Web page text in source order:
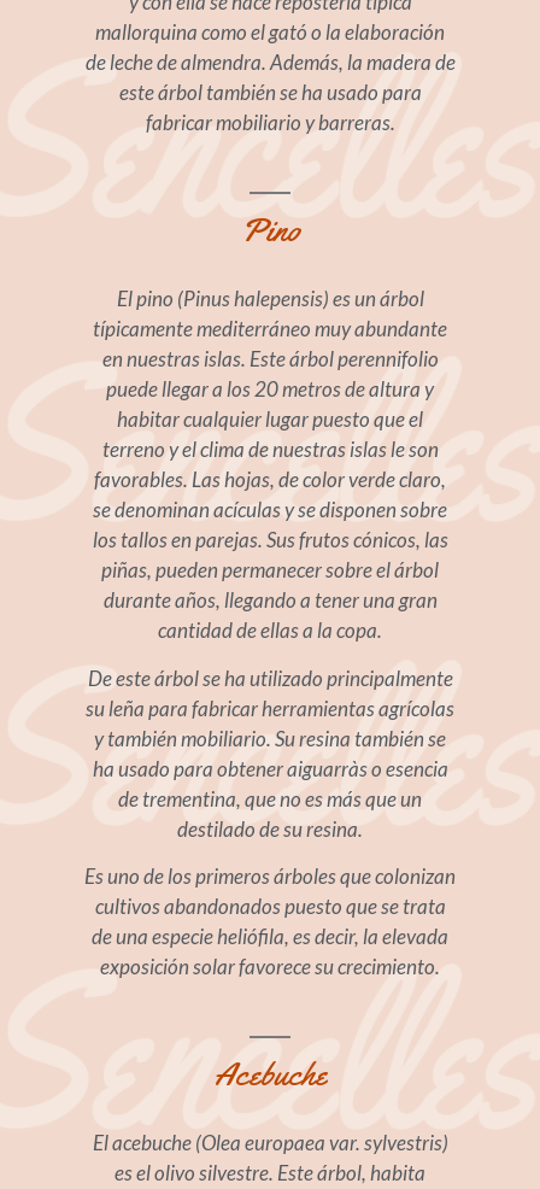
mallorquina como el gató o la elaboración
de leche de almendra. Además, la madera de
este árbol también se ha usado para
fabricar mobiliario y barreras.
Pino
El pino (Pinus halepensis) es un árbol
típicamente mediterráneo muy abundante
en nuestras islas. Este árbol perennifolio
puede llegar a los 20 metros de altura y
habitar cualquier lugar puesto que el
terreno y el clima de nuestras islas le son
favorables. Las hojas, de color verde claro,
se denominan acículas y se disponen sobre
los tallos en parejas. Sus frutos cónicos, las
piñas, pueden permanecer sobre el árbol
durante años, llegando a tener una gran
cantidad de ellas a la copa.
De este árbol se ha utilizado principalmente
su leña para fabricar herramientas agrícolas
y también mobiliario. Su resina también se
ha usado para obtener aiguarràs o esencia
de trementina, que no es más que un
destilado de su resina.
Es uno de los primeros árboles que colonizan
cultivos abandonados puesto que se trata
de una especie heliófila, es decir, la elevada
exposición solar favorece su crecimiento.
Acebuche
El acebuche (Olea europaea var. sylvestris)
es el olivo silvestre. Este árbol, habita